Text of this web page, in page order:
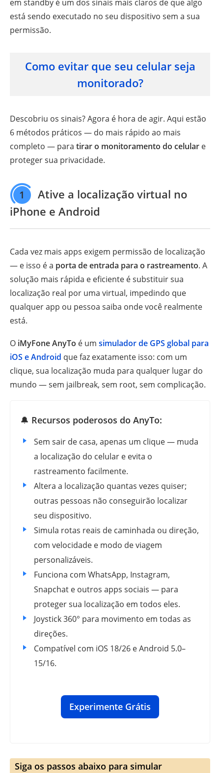
em standby é um dos sinais mais claros de que algo
está sendo executado no seu dispositivo sem a sua
permissão.
Como evitar que seu celular seja
monitorado?
Descobriu os sinais? Agora é hora de agir. Aqui estão
6 métodos práticos — do mais rápido ao mais
completo — para tirar o monitoramento do celular e
proteger sua privacidade.
1
Ative a localização virtual no
iPhone e Android
Cada vez mais apps exigem permissão de localização
— e isso é a porta de entrada para o rastreamento. A
solução mais rápida e eficiente é substituir sua
localização real por uma virtual, impedindo que
qualquer app ou pessoa saiba onde você realmente
está.
O iMyFone AnyTo é um simulador de GPS global para
iOS e Android que faz exatamente isso: com um
clique, sua localização muda para qualquer lugar do
mundo — sem jailbreak, sem root, sem complicação.
🔔 Recursos poderosos do AnyTo:
Sem sair de casa, apenas um clique — muda
a localização do celular e evita o
rastreamento facilmente.
Altera a localização quantas vezes quiser;
outras pessoas não conseguirão localizar
seu dispositivo.
Simula rotas reais de caminhada ou direção,
com velocidade e modo de viagem
personalizáveis.
Funciona com WhatsApp, Instagram,
Snapchat e outros apps sociais — para
proteger sua localização em todos eles.
Joystick 360° para movimento em todas as
direções.
Compatível com iOS 18/26 e Android 5.0–
15/16.
Experimente Grátis
Siga os passos abaixo para simular